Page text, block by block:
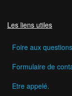
Les liens utiles
Foire aux
Formulaire de
Etre appelé.